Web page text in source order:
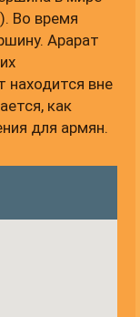
Во время
Арарат
находится вне
как
для армян.